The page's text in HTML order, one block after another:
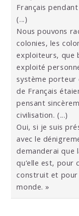
Français
(...)
Nous pouvons
colonies, les
exploiteurs, que
exploité
système porteur
de Français
pensant
civilisation. (...)
Oui, si je suis
avec le
demanderai que
qu’elle est, pour
construit et pour
monde. »